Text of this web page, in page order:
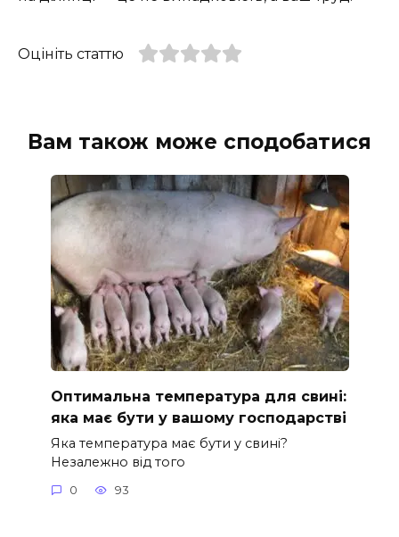
Оцініть статтю
Вам також може сподобатися
Оптимальна температура для свині:
яка має бути у вашому господарстві
Яка температура має бути у свині?
Незалежно від того
0 93